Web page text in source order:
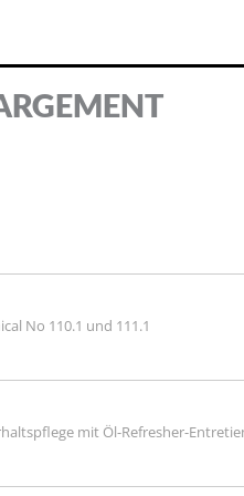
No 110.1 und 111.1
mit Öl-Refresher-